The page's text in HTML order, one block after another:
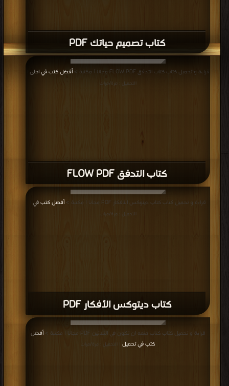
كتاب تصميم حياتك PDF
كتاب التدفق FLOW PDF
قراءة و تحميل كتاب كتاب التدفق FLOW PDF مجانا | مكتبة > أفضل كتب في احلى
التحميل : مرة/مرات
كتاب ديتوكس الأفكار PDF
قراءة و تحميل كتاب كتاب ديتوكس الأفكار PDF مجانا | مكتبة > أفضل كتب في
التحميل : مرة/مرات
قراءة و تحميل كتاب كتاب متعه ان تكون في الثلاثين PDF مجانا | مكتبة >
أفضل
كتب في تحميل
| التحميل : مرة/مرات